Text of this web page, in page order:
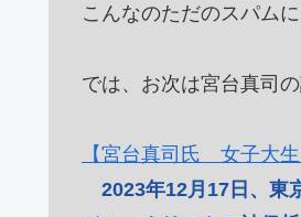
こんなのただのスパム
では、お次は宮台真司の
【宮台真司氏 女子大生
2023年12月17日、東